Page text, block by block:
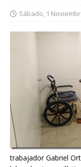
Sábado, 1
trabajador Gabriel